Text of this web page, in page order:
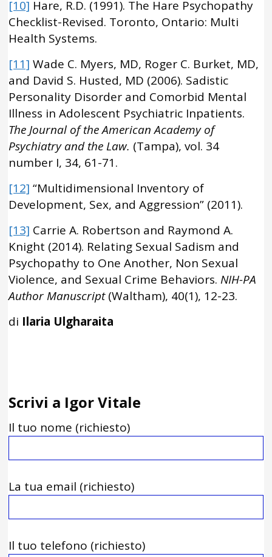
[10] Hare, R.D. (1991). The Hare Psychopathy
Checklist-Revised. Toronto, Ontario: Multi
Health Systems.
[11] Wade C. Myers, MD, Roger C. Burket, MD,
and David S. Husted, MD (2006). Sadistic
Personality Disorder and Comorbid Mental
Illness in Adolescent Psychiatric Inpatients.
The Journal of the American Academy of
Psychiatry and the Law. (Tampa), vol. 34
number I, 34, 61-71.
[12] “Multidimensional Inventory of
Development, Sex, and Aggression” (2011).
[13] Carrie A. Robertson and Raymond A.
Knight (2014). Relating Sexual Sadism and
Psychopathy to One Another, Non Sexual
Violence, and Sexual Crime Behaviors.NIH-PA
Author Manuscript(Waltham), 40(1), 12-23.
di Ilaria Ulgharaita
Scrivi a Igor Vitale
Il tuo nome (richiesto)
La tua email (richiesto)
Il tuo telefono (richiesto)